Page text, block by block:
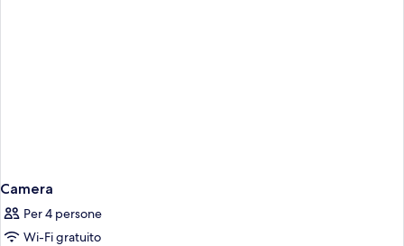
Camera
Per 4 persone
Wi-Fi gratuito